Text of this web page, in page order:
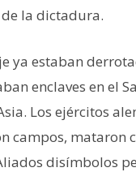
la dictadura.
ya estaban
enclaves en el
Los ejércitos
mataron
disímbolos